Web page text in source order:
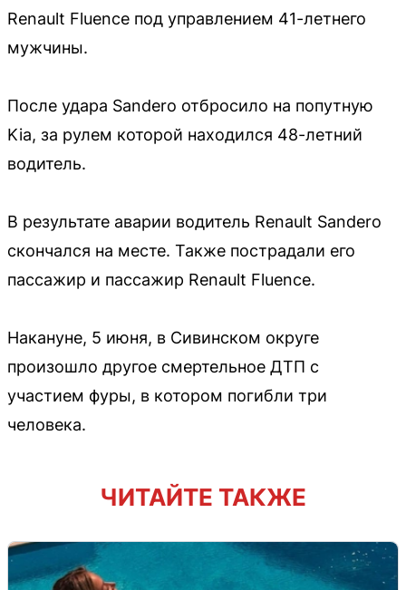
Renault Fluence под управлением 41-летнего
мужчины.
После удара Sandero отбросило на попутную
Kia, за рулем которой находился 48-летний
водитель.
В результате аварии водитель Renault Sandero
скончался на месте. Также пострадали его
пассажир и пассажир Renault Fluence.
Накануне, 5 июня, в Сивинском округе
произошло другое смертельное ДТП с
участием фуры, в котором погибли три
человека.
ЧИТАЙТЕ ТАКЖЕ